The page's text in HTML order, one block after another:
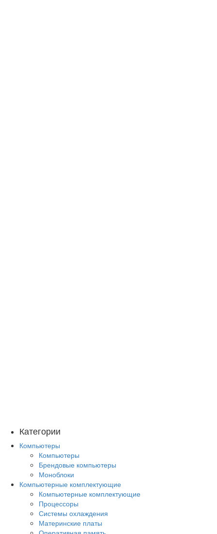
Категории
Компьютеры
Компьютеры
Брендовые компьютеры
Моноблоки
Компьютерные комплектующие
Компьютерные комплектующие
Процессоры
Системы охлаждения
Материнские платы